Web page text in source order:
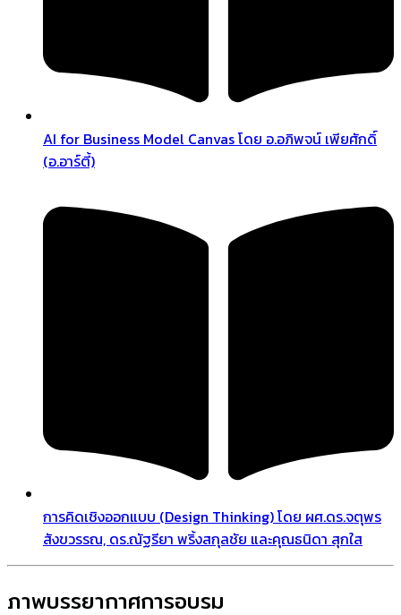
AI for Business Model Canvas โดย อ.อภิพจน์ เพียศักดิ์
(อ.อาร์ตี้)
การคิดเชิงออกแบบ (Design Thinking) โดย ผศ.ดร.จตุพร
สังขวรรณ, ดร.ณัฐรียา พริ้งสกุลชัย และคุณธนิดา สุกใส
ภาพบรรยากาศการอบรม